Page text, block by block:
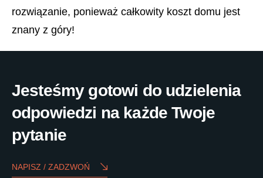
rozwiązanie, ponieważ całkowity koszt domu jest
znany z góry!
Jesteśmy gotowi do udzielenia
odpowiedzi na każde Twoje
pytanie
NAPISZ / ZADZWOŃ